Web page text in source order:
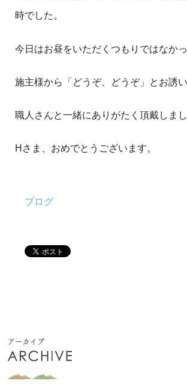
時でした。
今日はお昼をいただくつもりではなかっ
施主様から「どうぞ、どうぞ」とお誘い
職人さんと一緒にありがたく頂戴しまし
Hさま、おめでとうございます。
ブログ